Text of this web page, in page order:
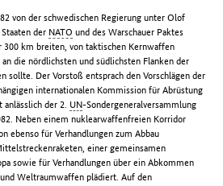
von der schwedischen Regierung unter Olof
der NATO und des Warschauer Paktes
300 km breiten, von taktischen Kernwaffen
die nördlichsten und südlichsten Flanken der
sollte. Der Vorstoß entsprach den Vorschlägen der
internationalen Kommission für Abrüstung
anlässlich der 2. UN-Sondergeneralversammlung
Neben einem nuklearwaffenfreien Korridor
ebenso für Verhandlungen zum Abbau
einer gemeinsamen
sowie für Verhandlungen über ein Abkommen
Weltraumwaffen plädiert. Auf den